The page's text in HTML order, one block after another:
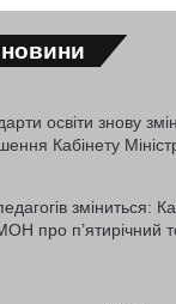
освіти знову
Кабінету
зміниться:
про п’ятирічний